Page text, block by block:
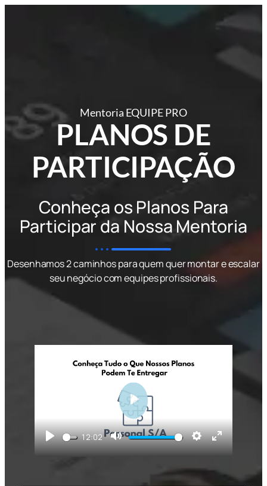
Mentoria EQUIPE PRO
PLANOS DE
PARTICIPAÇÃO
Conheça os Planos Para
Participar da Nossa Mentoria
Desenhamos 2 caminhos para quem quer montar e escalar
seu negócio com equipes profissionais.
Play 12:02 Mute Settings
Enter
Play